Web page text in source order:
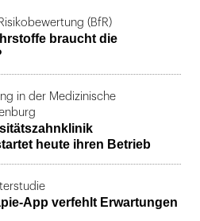
(BfR)
braucht die
in der Medizinische
heute ihren Betrieb
App verfehlt Erwartungen